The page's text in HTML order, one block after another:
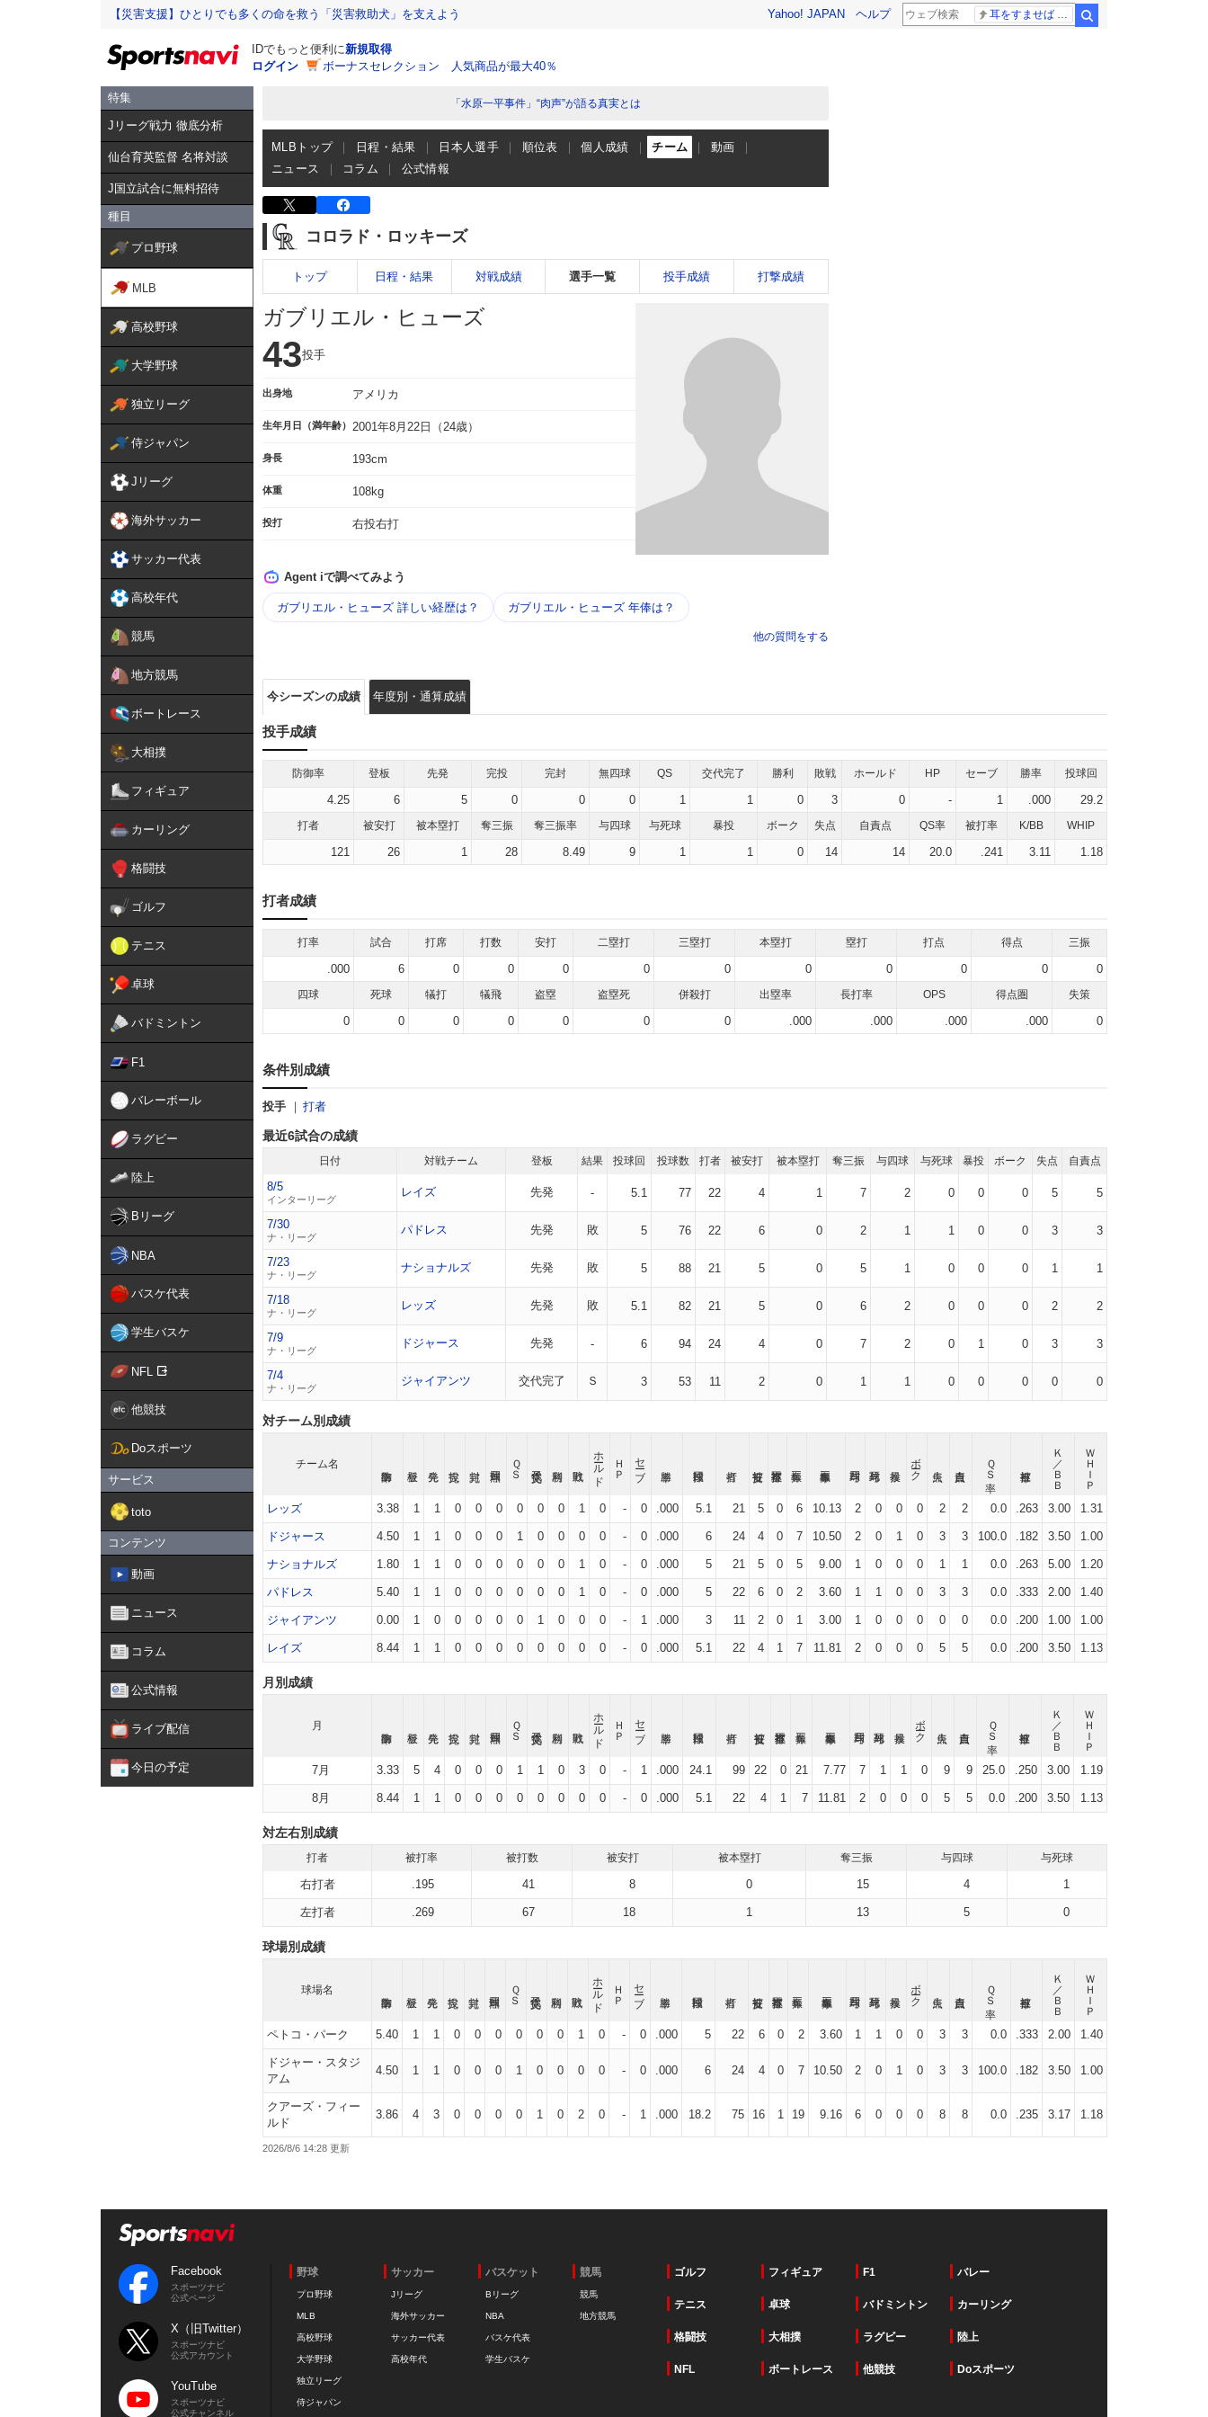
【災害支援】ひとりでも多くの命を救う「災害救助犬」を支えよう Yahoo! JAPAN ヘルプ
IDでもっと便利に新規取得
ログイン
ボーナスセレクション 人気商品が最大40％
特集
Jリーグ戦力 徹底分析
仙台育英監督 名将対談
J国立試合に無料招待
種目
プロ野球
MLB
高校野球
大学野球
独立リーグ
侍ジャパン
Jリーグ
海外サッカー
サッカー代表
高校年代
競馬
地方競馬
ボートレース
大相撲
フィギュア
カーリング
格闘技
ゴルフ
テニス
卓球
バドミントン
F1
バレーボール
ラグビー
陸上
Bリーグ
NBA
バスケ代表
学生バスケ
NFL
他競技
Doスポーツ
サービス
toto
コンテンツ
動画
ニュース
コラム
公式情報
ライブ配信
今日の予定
「水原一平事件」“肉声”が語る真実とは
MLBトップ 日程・結果 日本人選手 順位表 個人成績 チーム
動画
ニュース
コラム 公式情報
コロラド・ロッキーズ
トップ 日程・結果 対戦成績 選手一覧 投手成績 打撃成績
ガブリエル・ヒューズ
43投手
出身地 アメリカ
生年月日（満年齢） 2001年8月22日（24歳）
身長 193cm
体重 108kg
投打 右投右打
Agent iで調べてみよう
ガブリエル・ヒューズ 詳しい​経歴は？ ガブリエル・ヒューズ 年俸は？
他の質問をする
今シーズンの成績 年度別・通算成績
投手成績
防御率 登板 先発 完投 完封 無四球 QS 交代完了 勝利 敗戦 ホールド HP セーブ 勝率 投球回
4.25 6 5 0 0 0 1 1 0 3 0 - 1 .000 29.2
打者 被安打 被本塁打 奪三振 奪三振率 与四球 与死球 暴投 ボーク 失点 自責点 QS率 被打率 K/BB WHIP
121 26 1 28 8.49 9 1 1 0 14 14 20.0 .241 3.11 1.18
打者成績
打率 試合 打席 打数 安打 二塁打 三塁打 本塁打 塁打 打点 得点 三振
.000 6 0 0 0 0 0 0 0 0 0 0
四球 死球 犠打 犠飛 盗塁 盗塁死 併殺打 出塁率 長打率 OPS 得点圏 失策
0 0 0 0 0 0 0 .000 .000 .000 .000 0
条件別成績
投手 打者
最近6試合の成績
日付 対戦チーム 登板 結果 投球回 投球数 打者 被安打 被本塁打 奪三振 与四球 与死球 暴投 ボーク 失点 自責点
8/5
インターリーグ
レイズ 先発 - 5.1 77 22 4 1 7 2 0 0 0 5 5
7/30
ナ・リーグ
パドレス 先発 敗 5 76 22 6 0 2 1 1 0 0 3 3
7/23
ナ・リーグ
ナショナルズ 先発 敗 5 88 21 5 0 5 1 0 0 0 1 1
7/18
ナ・リーグ
レッズ 先発 敗 5.1 82 21 5 0 6 2 0 0 0 2 2
7/9
ナ・リーグ
ドジャース 先発 - 6 94 24 4 0 7 2 0 1 0 3 3
7/4
ナ・リーグ
ジャイアンツ 交代完了 Ｓ 3 53 11 2 0 1 1 0 0 0 0 0
対チーム別成績
チーム名 ＱＳ ホールド ＨＰ セーブ ボーク ＱＳ率 Ｋ／ＢＢ ＷＨＩＰ
レッズ 3.38 1 1 0 0 0 0 0 0 1 0 - 0 .000 5.1 21 5 0 6 10.13 2 0 0 0 2 2 0.0 .263 3.00 1.31
ドジャース 4.50 1 1 0 0 0 1 0 0 0 0 - 0 .000 6 24 4 0 7 10.50 2 0 1 0 3 3 100.0 .182 3.50 1.00
ナショナルズ 1.80 1 1 0 0 0 0 0 0 1 0 - 0 .000 5 21 5 0 5 9.00 1 0 0 0 1 1 0.0 .263 5.00 1.20
パドレス 5.40 1 1 0 0 0 0 0 0 1 0 - 0 .000 5 22 6 0 2 3.60 1 1 0 0 3 3 0.0 .333 2.00 1.40
ジャイアンツ 0.00 1 0 0 0 0 0 1 0 0 0 - 1 .000 3 11 2 0 1 3.00 1 0 0 0 0 0 0.0 .200 1.00 1.00
レイズ 8.44 1 1 0 0 0 0 0 0 0 0 - 0 .000 5.1 22 4 1 7 11.81 2 0 0 0 5 5 0.0 .200 3.50 1.13
月別成績
月 ＱＳ ホールド ＨＰ セーブ ボーク ＱＳ率 Ｋ／ＢＢ ＷＨＩＰ
7月 3.33 5 4 0 0 0 1 1 0 3 0 - 1 .000 24.1 99 22 0 21 7.77 7 1 1 0 9 9 25.0 .250 3.00 1.19
8月 8.44 1 1 0 0 0 0 0 0 0 0 - 0 .000 5.1 22 4 1 7 11.81 2 0 0 0 5 5 0.0 .200 3.50 1.13
対左右別成績
打者 被打率 被打数 被安打 被本塁打 奪三振 与四球 与死球
右打者 .195 41 8 0 15 4 1
左打者 .269 67 18 1 13 5 0
球場別成績
球場名 ＱＳ ホールド ＨＰ セーブ ボーク ＱＳ率 Ｋ／ＢＢ ＷＨＩＰ
ペトコ・パーク 5.40 1 1 0 0 0 0 0 0 1 0 - 0 .000 5 22 6 0 2 3.60 1 1 0 0 3 3 0.0 .333 2.00 1.40
ドジャー・スタジ
アム
4.50 1 1 0 0 0 1 0 0 0 0 - 0 .000 6 24 4 0 7 10.50 2 0 1 0 3 3 100.0 .182 3.50 1.00
クアーズ・フィー
ルド
3.86 4 3 0 0 0 0 1 0 2 0 - 1 .000 18.2 75 16 1 19 9.16 6 0 0 0 8 8 0.0 .235 3.17 1.18
2026/8/6 14:28
Facebook
スポーツナビ
公式ページ
X（旧Twitter）
スポーツナビ
公式アカウント
YouTube
スポーツナビ
公式チャンネル
野球
プロ野球
MLB
高校野球
大学野球
独立リーグ
侍ジャパン
サッカー
Jリーグ
海外サッカー
サッカー代表
高校年代
バスケット
Bリーグ
NBA
バスケ代表
学生バスケ
競馬
競馬
地方競馬
ゴルフ フィギュア F1 バレー
テニス 卓球 バドミントン カーリング
格闘技 大相撲 ラグビー 陸上
NFL ボートレース 他競技 Doスポーツ